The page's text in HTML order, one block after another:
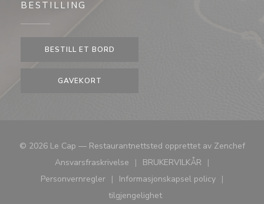
BESTILLING
BESTILL ET BORD
GAVEKORT
© 2026 Le Cap — Restaurantnettsted opprettet av Zenchef
Ansvarsfraskrivelse
((åpner i et nytt vindu))
BRUKERVILKÅR
((åpner i et nytt vindu))
Personvernregler
((åpner i et nytt vindu))
Informasjonskapsel policy
((åpner i et nytt vindu))
tilgjengelighet